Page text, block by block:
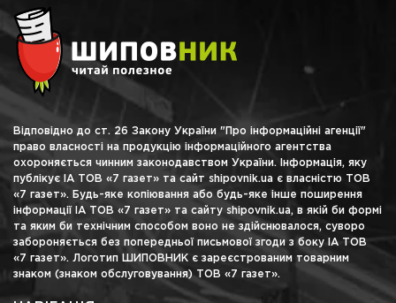
Відповідно до ст. 26 Закону України "Про інформаційні агенції"
право власності на продукцію інформаційного агентства
охороняється чинним законодавством України. Інформація, яку
публікує ІА ТОВ «7 газет» та сайт shipovnik.ua є власністю ТОВ
«7 газет». Будь-яке копіювання або будь-яке інше поширення
інформації ІА ТОВ «7 газет» та сайту shipovnik.ua, в якій би формі
та яким би технічним способом воно не здійснювалося, суворо
забороняється без попередньої письмової згоди з боку ІА ТОВ
«7 газет». Логотип ШИПОВНИК є зареєстрованим товарним
знаком (знаком обслуговування) ТОВ «7 газет».